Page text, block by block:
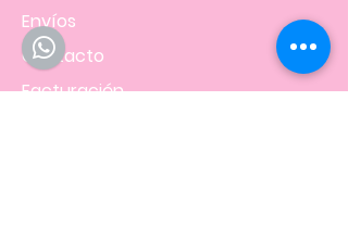
Envíos
Contacto
Facturación